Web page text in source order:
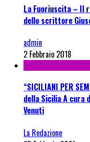
La Fuoriuscita – Il
dello scrittore
admin
2 Febbraio 2018
“SICILIANI PER
della Sicilia A cura
Venuti
La Redazione